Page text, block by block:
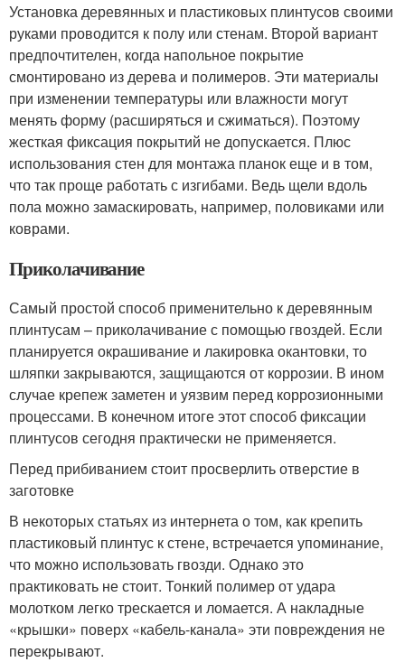
Установка деревянных и пластиковых плинтусов своими
руками проводится к полу или стенам. Второй вариант
предпочтителен, когда напольное покрытие
смонтировано из дерева и полимеров. Эти материалы
при изменении температуры или влажности могут
менять форму (расширяться и сжиматься). Поэтому
жесткая фиксация покрытий не допускается. Плюс
использования стен для монтажа планок еще и в том,
что так проще работать с изгибами. Ведь щели вдоль
пола можно замаскировать, например, половиками или
коврами.
Приколачивание
Самый простой способ применительно к деревянным
плинтусам – приколачивание с помощью гвоздей. Если
планируется окрашивание и лакировка окантовки, то
шляпки закрываются, защищаются от коррозии. В ином
случае крепеж заметен и уязвим перед коррозионными
процессами. В конечном итоге этот способ фиксации
плинтусов сегодня практически не применяется.
Перед прибиванием стоит просверлить отверстие в
заготовке
В некоторых статьях из интернета о том, как крепить
пластиковый плинтус к стене, встречается упоминание,
что можно использовать гвозди. Однако это
практиковать не стоит. Тонкий полимер от удара
молотком легко трескается и ломается. А накладные
«крышки» поверх «кабель-канала» эти повреждения не
перекрывают.